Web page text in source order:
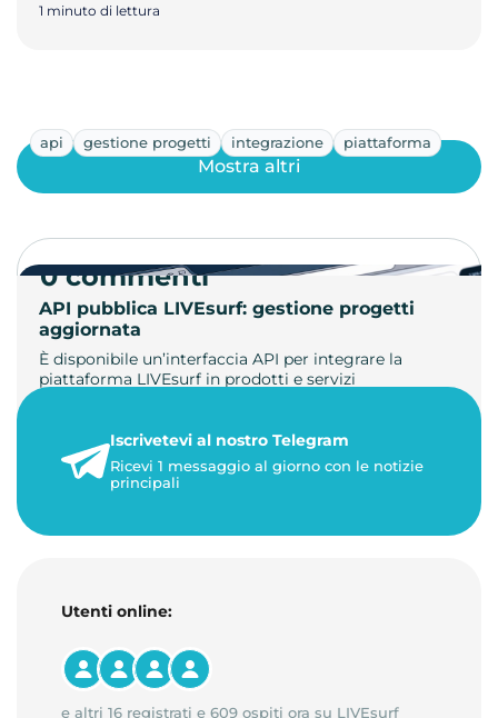
1 minuto di lettura
api gestione progetti integrazione piattaforma
API pubblica LIVEsurf: gestione progetti
aggiornata
È disponibile un’interfaccia API per integrare la
piattaforma LIVEsurf in prodotti e servizi
23 maggio 2026
1 minuto di lettura
Mostra altri
0 commenti
Iscrivetevi al nostro Telegram
Ricevi 1 messaggio al giorno con le notizie
principali
Utenti online:
e altri 16 registrati e 609 ospiti ora su LIVEsurf